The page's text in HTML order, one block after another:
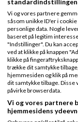
Køb en
Køb en
kunder og
www.saxis.dk
Dinero
Opret nemt og
Lav gratis
www.dinero.dk
Vi og vores partnere
såsom unikke ID'er i
personlige data. Nogle
baseret på legitim
"Indstillinger". Du kan
ved at klikke på knappen
klikke på
trække dit samtykke
hjemmesiden og klik på
dit samtykke tilbage. Disse
påvirke browserdata.
Vi og vores partnere
hjemmesidens